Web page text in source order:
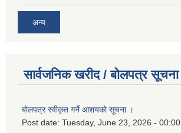
अन्य
सार्वजनिक खरीद / बोलपत्र सूचना
बोलपत्र स्वीकृत गर्ने आशयको सूचना ।
Post date: Tuesday, June 23, 2026 - 00:00